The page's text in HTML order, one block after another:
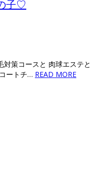
子♡
策コースと 肉球エステと
ートチ… READ MORE